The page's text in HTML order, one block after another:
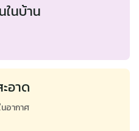
นบ้าน
อาด
อากาศ